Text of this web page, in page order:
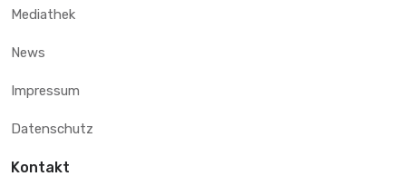
Mediathek
News
Impressum
Datenschutz
Kontakt